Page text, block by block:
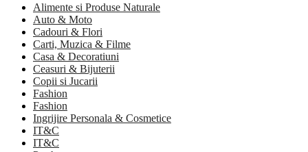
Alimente si Produse Naturale
Auto & Moto
Cadouri & Flori
Carti, Muzica & Filme
Casa & Decoratiuni
Ceasuri & Bijuterii
Copii si Jucarii
Fashion
Fashion
Ingrijire Personala & Cosmetice
IT&C
IT&C